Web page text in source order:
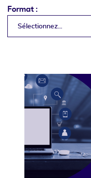
Format :
Sélectionnez...